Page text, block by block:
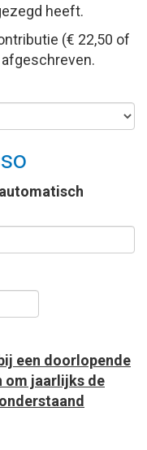
heeft.
(€ 22,50 of
een doorlopende
om jaarlijks de